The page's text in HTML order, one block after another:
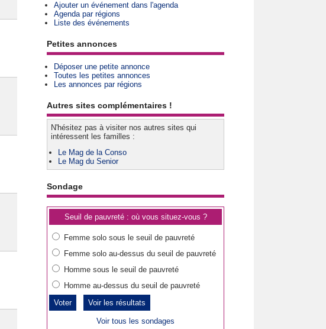
Ajouter un événement dans l'agenda
Agenda par régions
Liste des événements
Petites annonces
Déposer une petite annonce
Toutes les petites annonces
Les annonces par régions
Autres sites complémentaires !
N'hésitez pas à visiter nos autres sites qui
intéressent les familles :
Le Mag de la Conso
Le Mag du Senior
Sondage
Seuil de pauvreté : où vous situez-vous ?
Femme solo sous le seuil de pauvreté
Femme solo au-dessus du seuil de pauvreté
Homme sous le seuil de pauvreté
Homme au-dessus du seuil de pauvreté
Voir les résultats
Voir tous les sondages